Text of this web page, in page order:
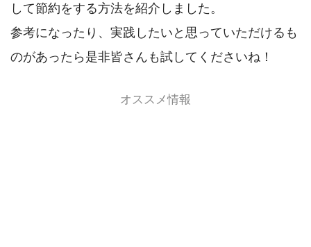
して節約をする方法を紹介しました。
参考になったり、実践したいと思っていただけるも
のがあったら是非皆さんも試してくださいね！
オススメ情報